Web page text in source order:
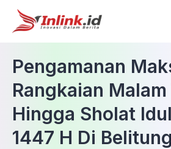
Pengamanan
Rangkaian
Hingga Sholat
1447 H Di Belitung